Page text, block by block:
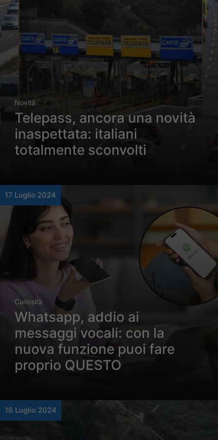
Novità
Telepass, ancora una novità
inaspettata: italiani
totalmente sconvolti
17 Luglio 2024
Curiosità
Whatsapp, addio ai
messaggi vocali: con la
nuova funzione puoi fare
proprio QUESTO
16 Luglio 2024